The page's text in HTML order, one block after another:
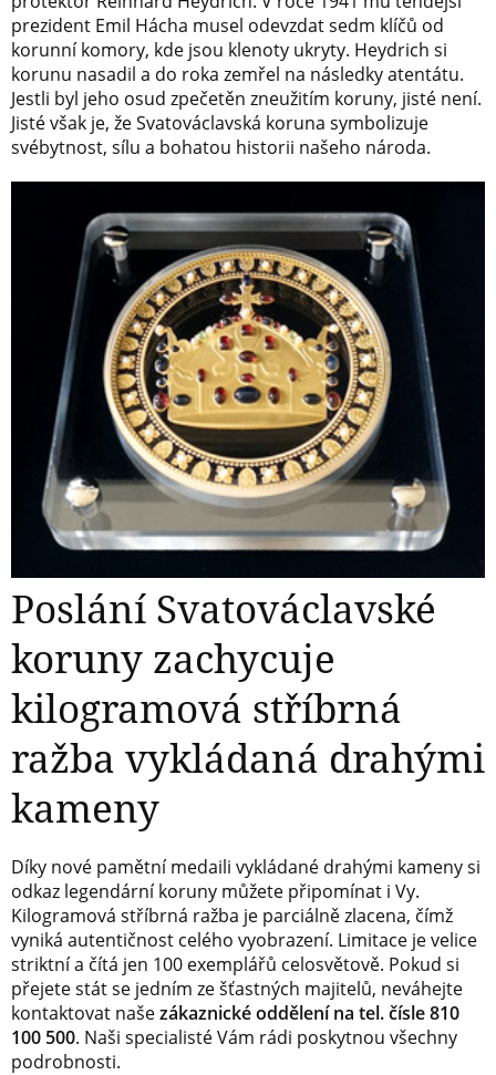
prezident Emil Hácha musel odevzdat sedm klíčů od
korunní komory, kde jsou klenoty ukryty. Heydrich si
korunu nasadil a do roka zemřel na následky atentátu.
Jestli byl jeho osud zpečetěn zneužitím koruny, jisté není.
Jisté však je, že Svatováclavská koruna symbolizuje
svébytnost, sílu a bohatou historii našeho národa.
Poslání Svatováclavské
koruny zachycuje
kilogramová stříbrná
ražba vykládaná drahými
kameny
Díky nové pamětní medaili vykládané drahými kameny si
odkaz legendární koruny můžete připomínat i Vy.
Kilogramová stříbrná ražba je parciálně zlacena, čímž
vyniká autentičnost celého vyobrazení. Limitace je velice
striktní a čítá jen 100 exemplářů celosvětově. Pokud si
přejete stát se jedním ze šťastných majitelů, neváhejte
kontaktovat našezákaznické oddělení na tel. čísle 810
100 500. Naši specialisté Vám rádi poskytnou všechny
podrobnosti.